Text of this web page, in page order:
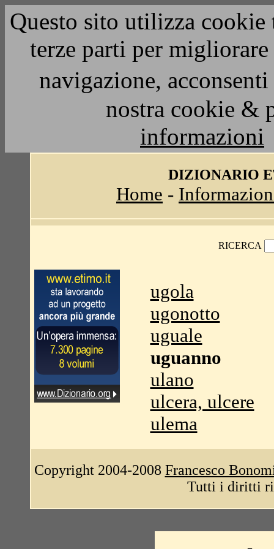
Questo sito utilizza
terze parti per
navigazione,
nostra cookie &
informazioni
DIZIONARIO
Home -
RICERCA
ugola
ugonotto
uguale
uguanno
ulano
ulcera, ulcere
ulema
Copyright 2004-2008 Francesco
Tutti i diritti